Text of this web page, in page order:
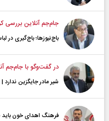
جام‌جم آنلاین بررسی
باج‌نیوزها؛ باج‌گیری در
در گفت‌و‌گو با جام‌جم
شیر مادر جایگزین ندارد
فرهنگ اهدای خون